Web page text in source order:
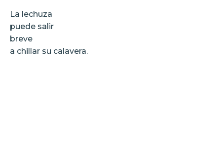
La lechuza
puede salir
breve
a chillar su calavera.